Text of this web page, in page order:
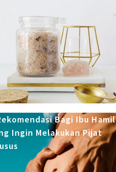
Bagi Ibu Hamil
Ingin Melakukan Pijat